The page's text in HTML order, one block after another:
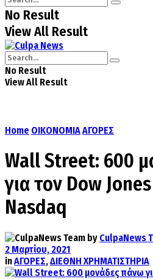
No Result
View All Result
No Result
View All Result
Home ΟΙΚΟΝΟΜΙΑΑΓΟΡΕΣ
Wall Street: 600
για τον Dow
Nasdaq
by CulpaNews
2 Μαρτίου, 2021
inΑΓΟΡΕΣ,ΔΙΕΘΝΗ ΧΡΗΜΑΤΙΣΤΗΡΙΑ